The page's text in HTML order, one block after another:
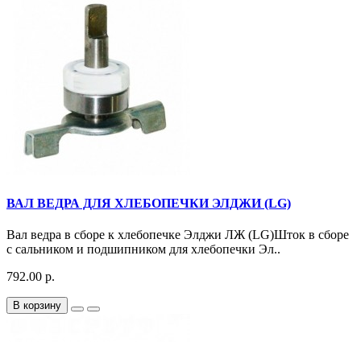
ВАЛ ВЕДРА ДЛЯ ХЛЕБОПЕЧКИ ЭЛДЖИ (LG)
Вал ведра в сборе к хлебопечке Элджи ЛЖ (LG)Шток в сборе
с сальником и подшипником для хлебопечки Эл..
792.00 р.
В корзину